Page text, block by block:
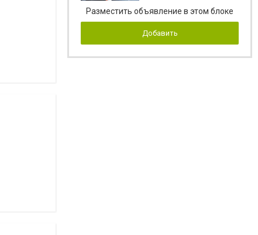
Разместить объявление в этом блоке
Добавить